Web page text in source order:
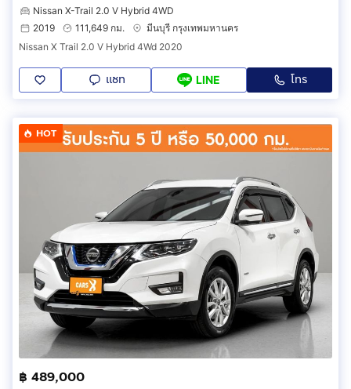
Nissan X-Trail 2.0 V Hybrid 4WD
2019
111,649 กม.
มีนบุรี กรุงเทพมหานคร
Nissan X Trail 2.0 V Hybrid 4Wd 2020
แชท LINE โทร
HOT
฿ 489,000